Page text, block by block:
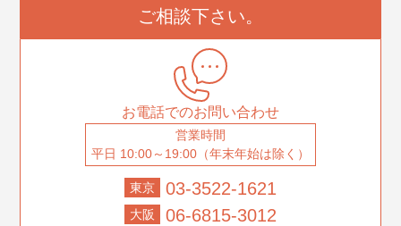
ご相談下さい。
お電話でのお問い合わせ
営業時間
平日 10:00～19:00（年末年始は除く）
東京 03-3522-1621
大阪 06-6815-3012